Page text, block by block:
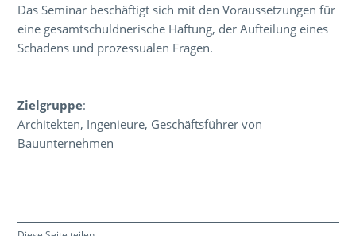
Das Seminar beschäftigt sich mit den Voraussetzungen für
eine gesamtschuldnerische Haftung, der Aufteilung eines
Schadens und prozessualen Fragen.
Zielgruppe:
Architekten, Ingenieure, Geschäftsführer von
Bauunternehmen